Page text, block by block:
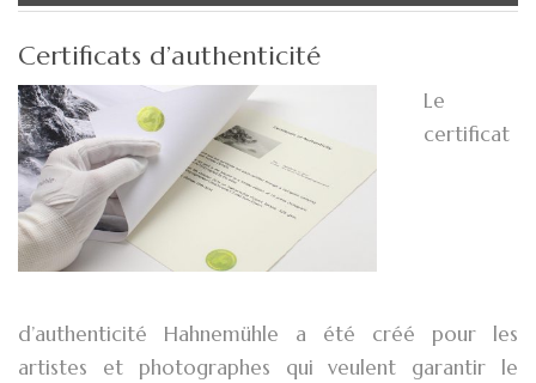
Certificats d’authenticité
Le
certificat
d’authenticité Hahnemühle a été créé pour les
artistes et photographes qui veulent garantir le